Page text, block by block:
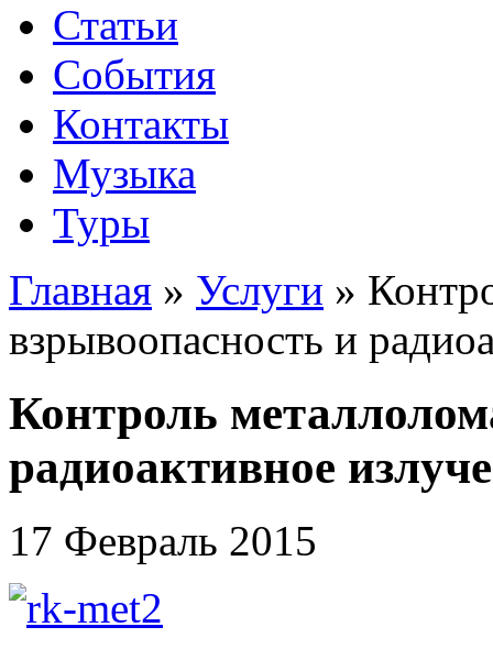
Статьи
События
Контакты
Музыка
Туры
Главная » Услуги »
взрывоопасность и
Контроль
радиоактивное
17 Февраль 2015